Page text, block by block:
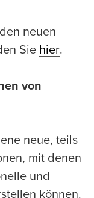
neuen
Sie hier.
von
neue, teils
mit denen
und
können.